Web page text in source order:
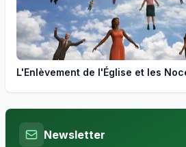
L'Enlèvement de l'Église et les
Newsletter